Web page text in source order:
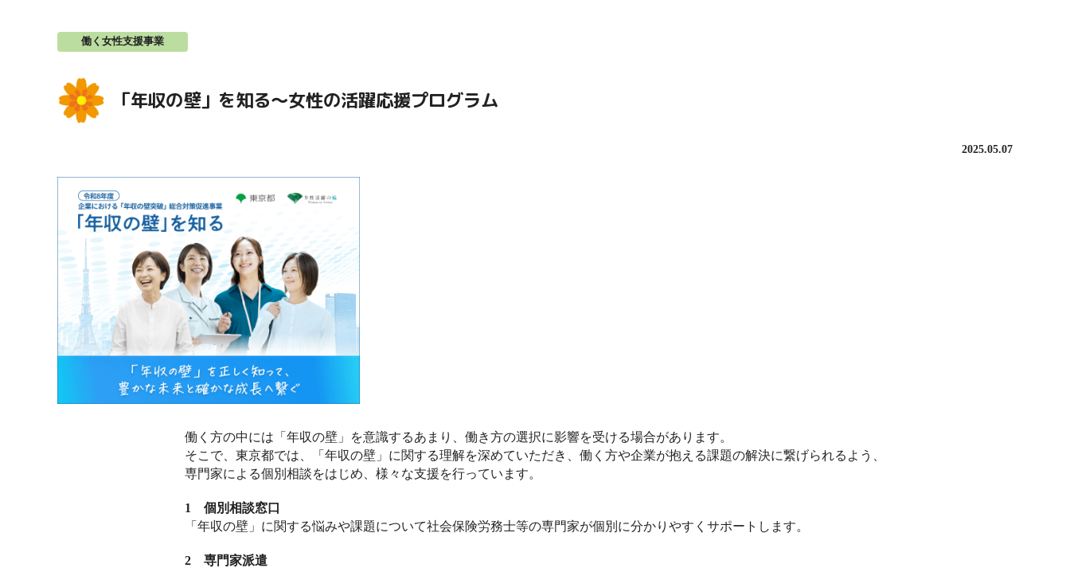
働く女性支援事業
「年収の壁」を知る～女性の活躍応援プログラム
2025.05.07
働く方の中には「年収の壁」を意識するあまり、働き方の選択に影響を受ける場合があります。
そこで、東京都では、「年収の壁」に関する理解を深めていただき、働く方や企業が抱える課題の解決に繋げられるよう、
専門家による個別相談をはじめ、様々な支援を行っています。
1 個別相談窓口
「年収の壁」に関する悩みや課題について社会保険労務士等の専門家が個別に分かりやすくサポートします。
2 専門家派遣